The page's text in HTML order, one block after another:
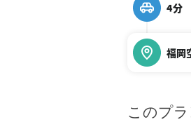
4分
福岡
このプ